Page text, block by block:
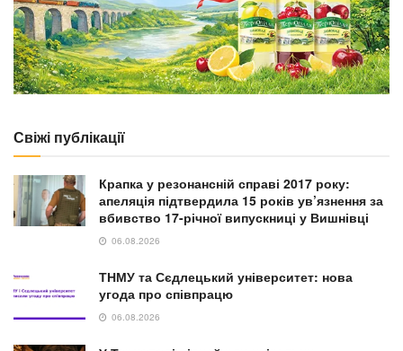
Свіжі публікації
Крапка у резонансній справі 2017 року:
апеляція підтвердила 15 років ув’язнення за
вбивство 17-річної випускниці у Вишнівці
06.08.2026
ТНМУ та Сєдлецький університет: нова
угода про співпрацю
06.08.2026